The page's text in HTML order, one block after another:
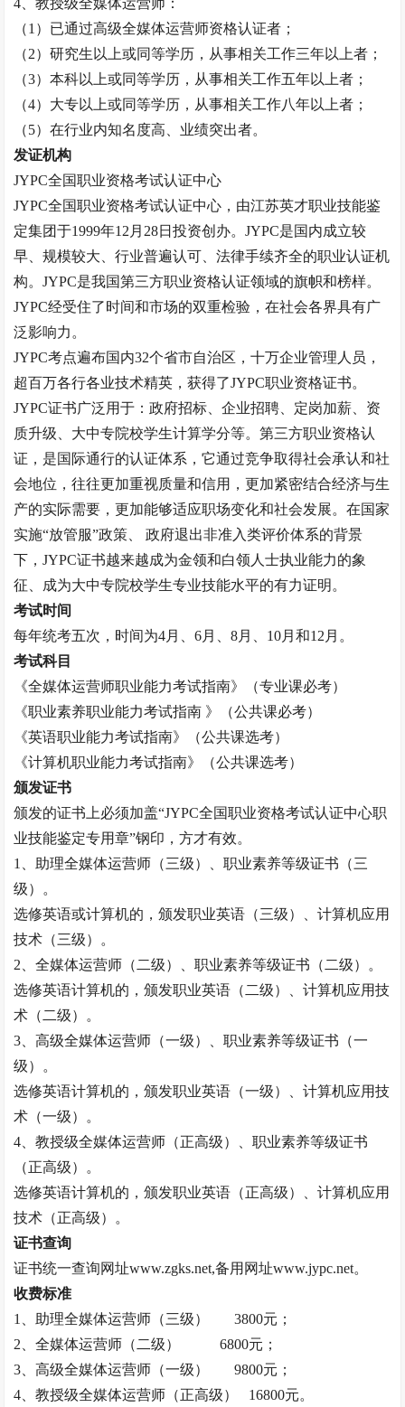
4、教授级全媒体运营师：
（1）已通过高级全媒体运营师资格认证者；
（2）研究生以上或同等学历，从事相关工作三年以上者；
（3）本科以上或同等学历，从事相关工作五年以上者；
（4）大专以上或同等学历，从事相关工作八年以上者；
（5）在行业内知名度高、业绩突出者。
发证机构
JYPC全国职业资格考试认证中心
JYPC全国职业资格考试认证中心，由江苏英才职业技能鉴
定集团于1999年12月28日投资创办。JYPC是国内成立较
早、规模较大、行业普遍认可、法律手续齐全的职业认证机
构。JYPC是我国第三方职业资格认证领域的旗帜和榜样。
JYPC经受住了时间和市场的双重检验，在社会各界具有广
泛影响力。
JYPC考点遍布国内32个省市自治区，十万企业管理人员，
超百万各行各业技术精英，获得了JYPC职业资格证书。
JYPC证书广泛用于：政府招标、企业招聘、定岗加薪、资
质升级、大中专院校学生计算学分等。第三方职业资格认
证，是国际通行的认证体系，它通过竞争取得社会承认和社
会地位，往往更加重视质量和信用，更加紧密结合经济与生
产的实际需要，更加能够适应职场变化和社会发展。在国家
实施“放管服”政策、 政府退出非准入类评价体系的背景
下，JYPC证书越来越成为金领和白领人士执业能力的象
征、成为大中专院校学生专业技能水平的有力证明。
考试时间
每年统考五次，时间为4月、6月、8月、10月和12月。
考试科目
《全媒体运营师职业能力考试指南》（专业课必考）
《职业素养职业能力考试指南 》（公共课必考）
《英语职业能力考试指南》（公共课选考）
《计算机职业能力考试指南》（公共课选考）
颁发证书
颁发的证书上必须加盖“JYPC全国职业资格考试认证中心职
业技能鉴定专用章”钢印，方才有效。
1、助理全媒体运营师（三级）、职业素养等级证书（三
级）。
选修英语或计算机的，颁发职业英语（三级）、计算机应用
技术（三级）。
2、全媒体运营师（二级）、职业素养等级证书（二级）。
选修英语计算机的，颁发职业英语（二级）、计算机应用技
术（二级）。
3、高级全媒体运营师（一级）、职业素养等级证书（一
级）。
选修英语计算机的，颁发职业英语（一级）、计算机应用技
术（一级）。
4、教授级全媒体运营师（正高级）、职业素养等级证书
（正高级）。
选修英语计算机的，颁发职业英语（正高级）、计算机应用
技术（正高级）。
证书查询
证书统一查询网址www.zgks.net,备用网址www.jypc.net。
收费标准
1、助理全媒体运营师（三级）
3800元；
2、全媒体运营师（二级）
6800元；
3、高级全媒体运营师（一级）
9800元；
4、教授级全媒体运营师（正高级） 16800元。